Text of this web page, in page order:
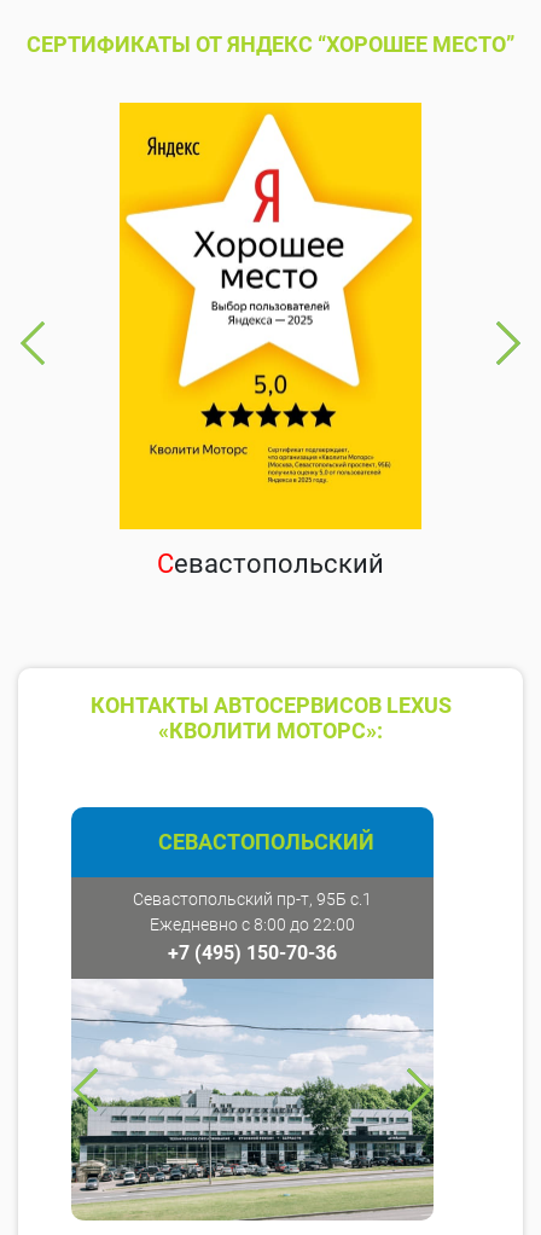
СЕРТИФИКАТЫ ОТ ЯНДЕКС “ХОРОШЕЕ МЕСТО”
Севастопольский
КОНТАКТЫ АВТОСЕРВИСОВ LEXUS
«КВОЛИТИ МОТОРС»:
СЕВАСТОПОЛЬСКИЙ
Севастопольский пр-т, 95Б с.1
Ежедневно с 8:00 до 22:00
+7 (495) 150-70-36